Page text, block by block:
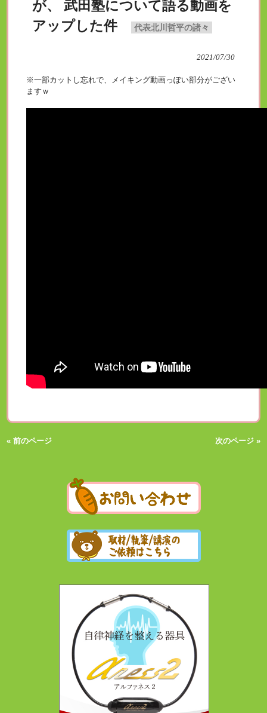
が、 武田塾について語る動画を
アップした件
代表北川哲平の諸々
2021/07/30
※一部カットし忘れで、メイキング動画っぽい部分がござい
ますｗ
« 前のページ 次のページ »